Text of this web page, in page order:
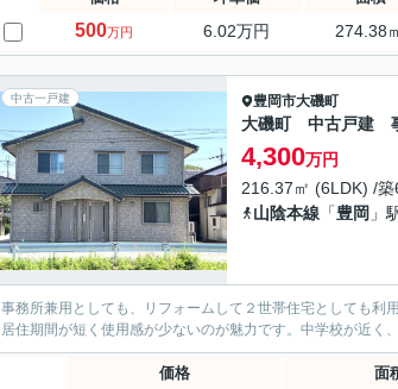
500万円 6.02万円 274.38
中古一戸建 豊岡市大磯町
大磯町 中古戸建
4,300万円
216.37㎡ (6LDK) /
山陰本線 「豊岡 」
事務所兼用としても、リフォームして２世帯住宅としても利
居住期間が短く使用感が少ないのが魅力です。中学校が近く
価格 面